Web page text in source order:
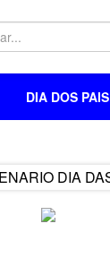
DIA DOS PAIS